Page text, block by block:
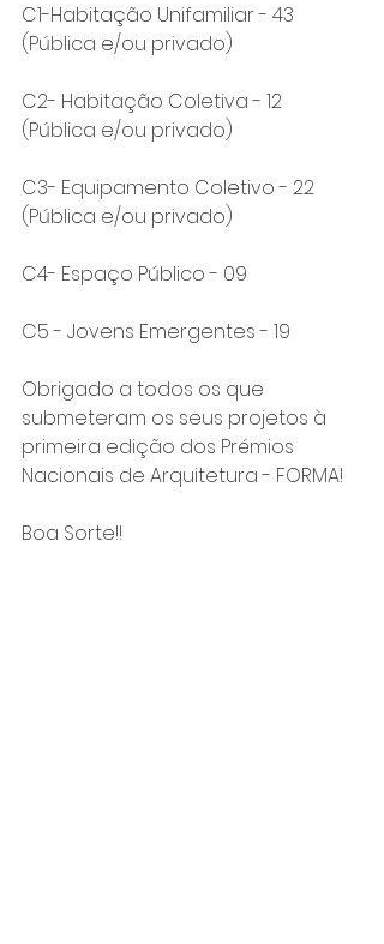
C1-Habitação Unifamiliar - 43
(Pública e/ou privado)
C2- Habitação Coletiva - 12
(Pública e/ou privado)
C3- Equipamento Coletivo - 22
(Pública e/ou privado)
C4- Espaço Público - 09
C5 - Jovens Emergentes - 19
Obrigado a todos os que
submeteram os seus projetos à
primeira edição dos Prémios
Nacionais de Arquitetura - FORMA!
Boa Sorte!!